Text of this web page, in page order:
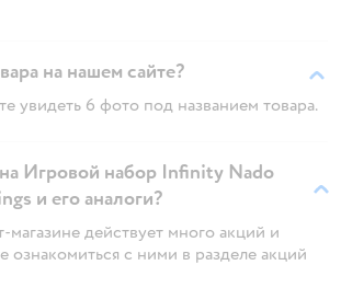
на нашем сайте?
увидеть 6 фото под названием товара.
Игровой набор Infinity Nado
и его аналоги?
действует много акций и
ознакомиться с ними в разделе акций